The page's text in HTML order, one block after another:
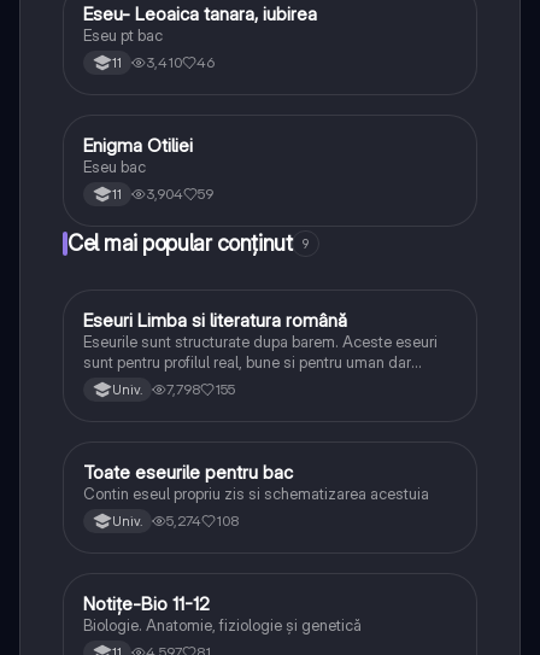
Limba și literatura română
Eseu- Leoaica tanara, iubirea
Eseu pt bac
11 3,410 46
Limba și literatura română
Enigma Otiliei
Eseu bac
11 3,904 59
Cel mai popular conținut 9
Limba și literatura română
Eseuri Limba si literatura română
Eseurile sunt structurate dupa barem. Aceste eseuri
sunt pentru profilul real, bune si pentru uman dar
lipsesc relatiile dintre personaje si caracrerizarile.
Univ. 7,798 155
Limba și literatura română
Toate eseurile pentru bac
Contin eseul propriu zis si schematizarea acestuia
Univ. 5,274 108
Biologie
Notițe-Bio 11-12
Biologie. Anatomie, fiziologie și genetică